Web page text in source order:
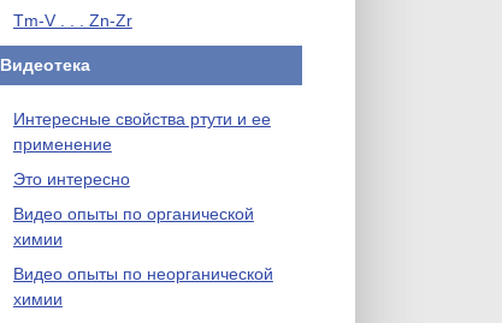
Tm-V . . . Zn-Zr
Видеотека
Интересные свойства ртути и ее
применение
Это интересно
Видео опыты по органической
химии
Видео опыты по неорганической
химии